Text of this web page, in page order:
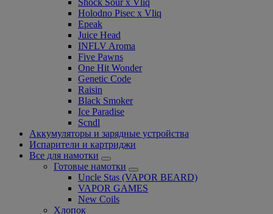
Shock Sour x Vliq
Holodno Pisec x Vliq
Epeak
Juice Head
INFLV Aroma
Five Pawns
One Hit Wonder
Genetic Code
Raisin
Black Smoker
Ice Paradise
Scndl
Аккумуляторы и зарядные устройства
Испарители и картриджи
Все для намотки
Готовые намотки
Uncle Stas (VAPOR BEARD)
VAPOR GAMES
New Coils
Хлопок